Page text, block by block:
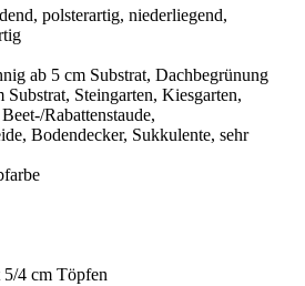
polsterartig, niederliegend,
ab 5 cm Substrat, Dachbegrünung
Substrat, Steingarten, Kiesgarten,
Rabattenstaude,
Bodendecker, Sukkulente, sehr
4 cm Töpfen